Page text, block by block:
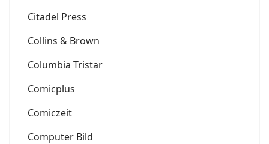
Citadel Press
Collins & Brown
Columbia Tristar
Comicplus
Comiczeit
Computer Bild